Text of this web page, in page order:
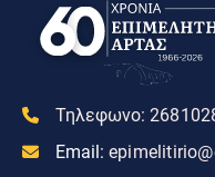
Τηλεφωνο:
Email: